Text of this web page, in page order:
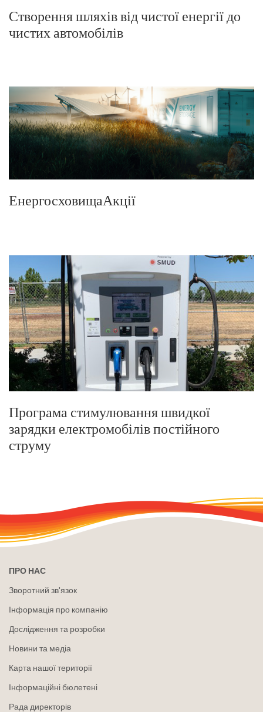
Створення шляхів від чистої енергії до
чистих автомобілів
ЕнергосховищаАкції
Програма стимулювання швидкої
зарядки електромобілів постійного
струму
ПРО НАС
Зворотний зв'язок
Інформація про компанію
Дослідження та розробки
Новини та медіа
Карта нашої території
Інформаційні бюлетені
Рада директорів